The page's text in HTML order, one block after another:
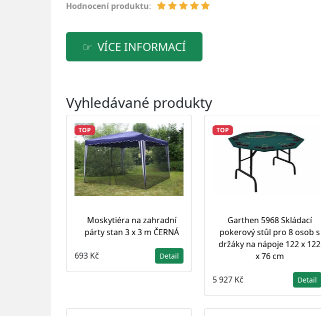
Hodnocení produktu:
VÍCE INFORMACÍ
Vyhledávané produkty
TOP
Moskytiéra na zahradní
párty stan 3 x 3 m ČERNÁ
693 Kč Detail
TOP
Garthen 5968 Skládací
pokerový stůl pro 8 osob s
držáky na nápoje 122 x 122
x 76 cm
5 927 Kč Detail